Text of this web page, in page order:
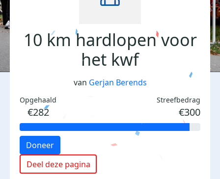
10 km hardlopen voor
het kwf
van Gerjan Berends
Opgehaald
€282
Streefbedrag
€300
Doneer
Deel deze pagina